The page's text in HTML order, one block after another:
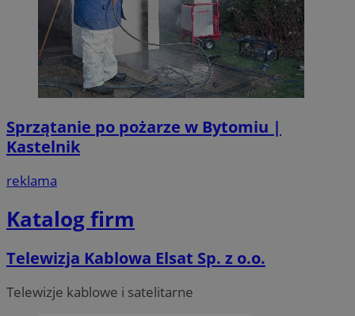
Sprzątanie po pożarze w Bytomiu |
Kastelnik
reklama
Katalog firm
Telewizja Kablowa Elsat Sp. z o.o.
Telewizje kablowe i satelitarne